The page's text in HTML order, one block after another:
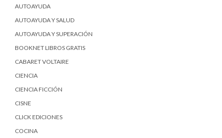
AUTOAYUDA
AUTOAYUDA Y SALUD
AUTOAYUDA Y SUPERACIÓN
BOOKNET LIBROS GRATIS
CABARET VOLTAIRE
CIENCIA
CIENCIA FICCIÓN
CISNE
CLICK EDICIONES
COCINA